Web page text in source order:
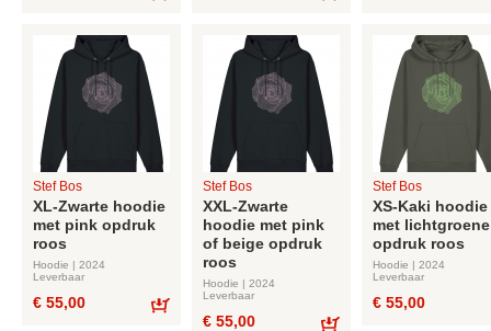
Stef Bos
XL-Zwarte hoodie
met pink opdruk
roos
Hoodie | 2024
Leverbaar
€ 55,00
Stef Bos
XXL-Zwarte
hoodie met pink
of beige opdruk
roos
Hoodie | 2024
Leverbaar
€ 55,00
Stef Bos
XS-Kaki hoodie
met lichtgroene
opdruk roos
Hoodie | 2024
Leverbaar
€ 55,00